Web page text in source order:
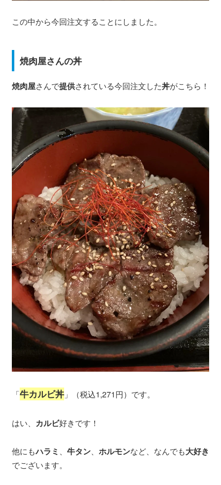
この中から今回注文することにしました。
焼肉屋さんの丼
焼肉屋さんで提供されている今回注文した丼がこちら！
「牛カルビ丼 」（税込1,271円）です。
はい、 カルビ好きです！
他にもハラミ 、 牛タン、 ホルモンなど、なんでも大好き
でございます。